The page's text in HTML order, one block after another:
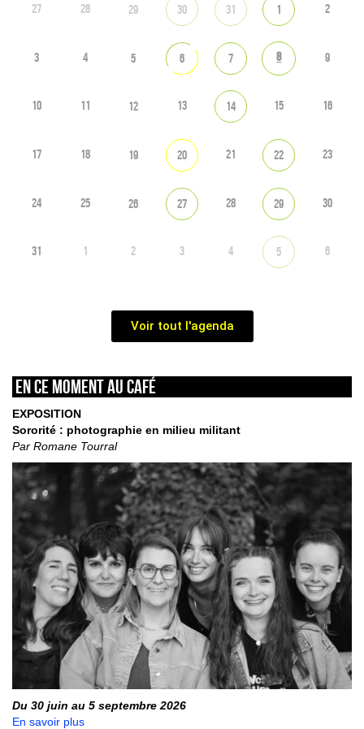
27 28 29 30 31 1 2
3 4 5 6 7 8 9
10 11 12 13 14 15 16
17 18 19 20 21 22 23
24 25 26 27 28 29 30
31 1 2 3 4 5 6
Voir tout l'agenda
En ce moment au café
EXPOSITION
Sororité : photographie en milieu militant
Par Romane Tourral
Du 30 juin au 5 septembre 2026
En savoir plus